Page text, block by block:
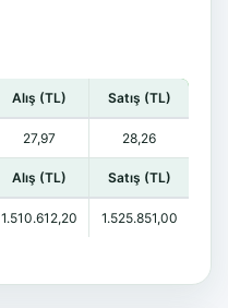
Alış (TL) Satış (TL)
27,97 28,26
Alış (TL) Satış (TL)
1.510.612,20 1.525.851,00